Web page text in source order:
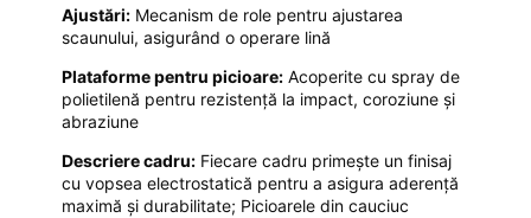
Ajustări:Mecanism de role pentru ajustarea
scaunului, asigurând o operare lină
Plataforme pentru picioare:Acoperite cu spray de
polietilenă pentru rezistență la impact, coroziune și
abraziune
Descriere cadru:Fiecare cadru primește un finisaj
cu vopsea electrostatică pentru a asigura aderență
maximă și durabilitate; Picioarele din cauciuc